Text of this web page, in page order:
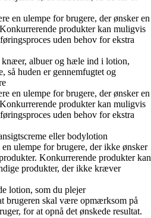
en ulempe for brugere, der ønsker en
produkter kan muligvis
uden behov for ekstra
knæer, albuer og hæle ind i lotion,
så huden er gennemfugtet og
en ulempe for brugere, der ønsker en
produkter kan muligvis
uden behov for ekstra
eller bodylotion
ulempe for brugere, der ikke ønsker
Konkurrerende produkter kan
produkter, der ikke kræver
lotion, som du plejer
brugeren skal være opmærksom på
for at opnå det ønskede resultat.